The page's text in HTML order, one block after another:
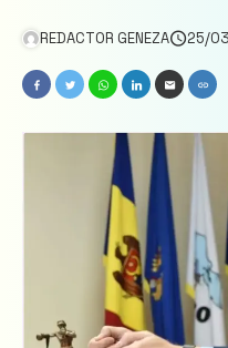
REDACTOR GENEZA 25/